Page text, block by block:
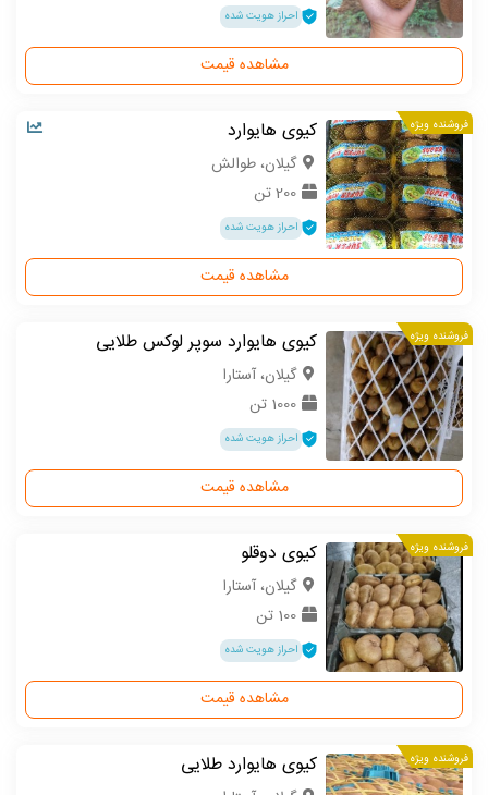
احراز هویت شده
مشاهده قیمت
فروشنده ویژه کیوی هایوارد
گیلان، طوالش
200 تن
احراز هویت شده
مشاهده قیمت
فروشنده ویژه کیوی هایوارد سوپر لوکس طلایی
گیلان، آستارا
1000 تن
احراز هویت شده
مشاهده قیمت
فروشنده ویژه کیوی دوقلو
گیلان، آستارا
100 تن
احراز هویت شده
مشاهده قیمت
فروشنده ویژه کیوی هایوارد طلایی